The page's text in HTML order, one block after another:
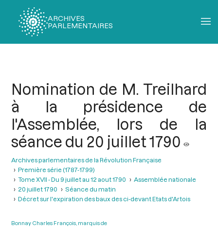
ARCHIVES
PARLEMENTAIRES
Nomination de M. Treilhard
à la présidence de
l'Assemblée, lors de la
séance du 20 juillet 1790
Archives parlementaires de la Révolution Française
Première série (1787-1799)
Tome XVII - Du 9 juillet au 12 aout 1790
Assemblée nationale
20 juillet 1790
Séance du matin
Décret sur l'expiration des baux des ci-devant Etats d'Artois
Bonnay Charles François, marquis de